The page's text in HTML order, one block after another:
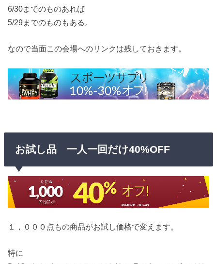
6/30までのものあれば
5/29までのものもある。
なので当面この会場へのリンクは残しておきます。
お試し品 一人一回だけ40%OFF
１，０００点もの商品がお試し価格で変えます。
特に